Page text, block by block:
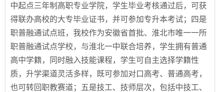
中起点三年制高职专业学院，学生毕业考核通过后，可获
得联办高校的大专毕业证书，并可参加专升本考试；四是
职普融通试点班，我校作为安徽省首批、淮北市唯一一所
职普融通试点学校，与淮北一中联合培养，学生拥有普通
高中学籍，同时融入技能课程，学生可自主选择学籍性
质，升学渠道灵活多样，既可参加对口高考、普通高考，
也可转回职教赛道；五是技工、技师层次，包括中技工、